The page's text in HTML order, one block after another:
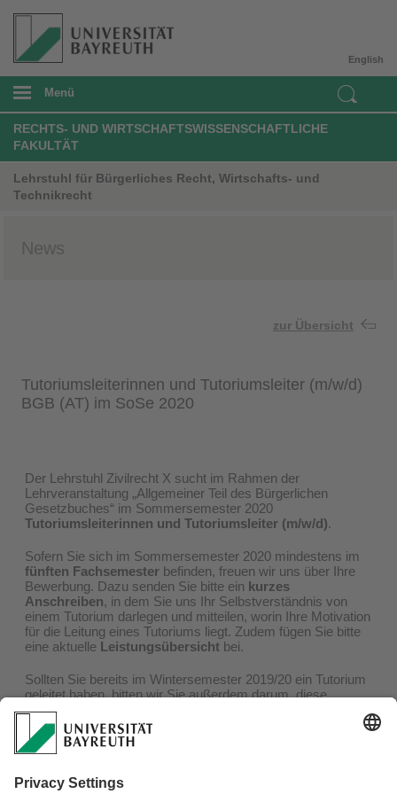
English
Menü
RECHTS- UND WIRTSCHAFTSWISSENSCHAFTLICHE
FAKULTÄT
Lehrstuhl für Bürgerliches Recht, Wirtschafts- und
Technikrecht
News
zur Übersicht
Tutoriumsleiterinnen und Tutoriumsleiter (m/w/d)
BGB (AT) im SoSe 2020
Der Lehrstuhl Zivilrecht X sucht im Rahmen der
Lehrveranstaltung „Allgemeiner Teil des Bürgerlichen
Gesetzbuches“ im Sommersemester 2020
Tutoriumsleiterinnen und Tutoriumsleiter (m/w/d).
Sofern Sie sich im Sommersemester 2020 mindestens im
fünften Fachsemester befinden, freuen wir uns über Ihre
Bewerbung. Dazu senden Sie bitte ein kurzes
Anschreiben, in dem Sie uns Ihr Selbstverständnis von
einem Tutorium darlegen und mitteilen, worin Ihre Motivation
für die Leitung eines Tutoriums liegt. Zudem fügen Sie bitte
eine aktuelle Leistungsübersicht bei.
Sollten Sie bereits im Wintersemester 2019/20 ein Tutorium
geleitet haben, bitten wir Sie außerdem darum, diese
Lehrveranstaltung über die e-Learning Plattform zu
evaluieren und uns die Ergebnisse der
zukommen zu lassen.
Frauenanteils angestrebt, um die Geschlechterverteilung